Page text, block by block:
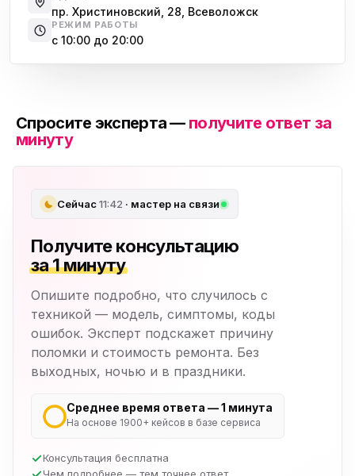
пр. Христиновский, 28, Всеволожск
РЕЖИМ РАБОТЫ
с 10:00 до 20:00
Спросите эксперта — получите ответ за
минуту
Сейчас11:42 · мастер на связи
Получите консультацию
за 1 минуту
Опишите подробно, что случилось с
техникой — модель, симптомы, коды
ошибок. Эксперт подскажет причину
поломки и стоимость ремонта. Без
выходных, ночью и в праздники.
Среднее время ответа — 1 минута
На основе 1900+ кейсов в базе сервиса
Консультация бесплатна